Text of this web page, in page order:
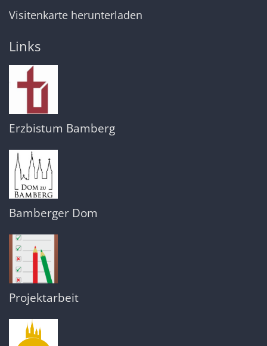
Visitenkarte herunterladen
Links
Erzbistum Bamberg
Bamberger Dom
Projektarbeit